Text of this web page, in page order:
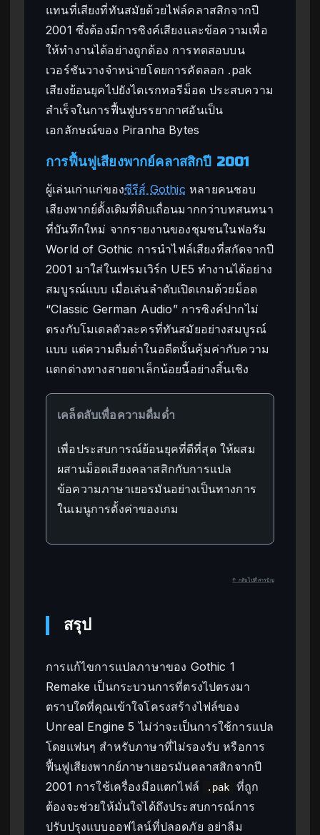
แทนที่เสียงที่ทันสมัยด้วยไฟล์คลาสสิกจากปี
2001 ซึ่งต้องมีการซิงค์เสียงและข้อความเพื่อ
ให้ทำงานได้อย่างถูกต้อง การทดสอบบน
เวอร์ชันวางจำหน่ายโดยการคัดลอก .pak
เสียงย้อนยุคไปยังไดเรกทอรีม็อด ประสบความ
สำเร็จในการฟื้นฟูบรรยากาศอันเป็น
เอกลักษณ์ของ Piranha Bytes
การฟื้นฟูเสียงพากย์คลาสสิกปี 2001
ผู้เล่นเก่าแก่ของซีรีส์ Gothic หลายคนชอบ
เสียงพากย์ดั้งเดิมที่ดิบเถื่อนมากกว่าบทสนทนา
ที่บันทึกใหม่ จากรายงานของชุมชนในฟอรัม
World of Gothic การนำไฟล์เสียงที่สกัดจากปี
2001 มาใส่ในเฟรมเวิร์ก UE5 ทำงานได้อย่าง
สมบูรณ์แบบ เมื่อเล่นลำดับเปิดเกมด้วยม็อด
“Classic German Audio” การซิงค์ปากไม่
ตรงกับโมเดลตัวละครที่ทันสมัยอย่างสมบูรณ์
แบบ แต่ความดื่มด่ำในอดีตนั้นคุ้มค่ากับความ
แตกต่างทางสายตาเล็กน้อยนี้อย่างสิ้นเชิง
เคล็ดลับเพื่อความดื่มด่ำ
เพื่อประสบการณ์ย้อนยุคที่ดีที่สุด ให้ผสม
ผสานม็อดเสียงคลาสสิกกับการแปล
ข้อความภาษาเยอรมันอย่างเป็นทางการ
ในเมนูการตั้งค่าของเกม
↑ กลับไปที่สารบัญ
สรุป
การแก้ไขการแปลภาษาของ Gothic 1
Remake เป็นกระบวนการที่ตรงไปตรงมา
ตราบใดที่คุณเข้าใจโครงสร้างไฟล์ของ
Unreal Engine 5 ไม่ว่าจะเป็นการใช้การแปล
โดยแฟนๆ สำหรับภาษาที่ไม่รองรับ หรือการ
ฟื้นฟูเสียงพากย์ภาษาเยอรมันคลาสสิกจากปี
2001 การใช้เครื่องมือแตกไฟล์
.pak
ที่ถูก
ต้องจะช่วยให้มั่นใจได้ถึงประสบการณ์การ
ปรับปรุงแบบออฟไลน์ที่ปลอดภัย อย่าลืม